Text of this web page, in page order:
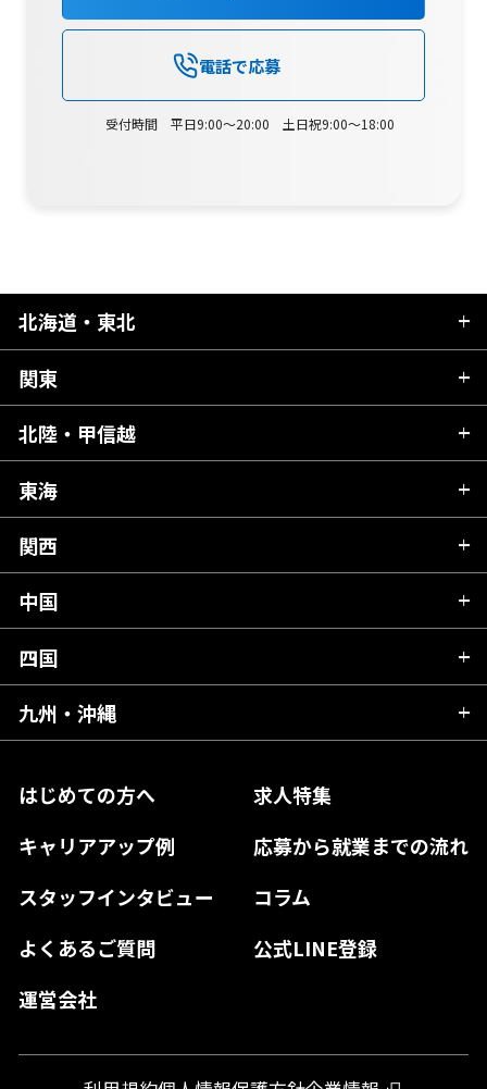
電話で応募
受付時間 平日9:00～20:00 土日祝9:00～18:00
はじめての方へ
求人特集
キャリアアップ例
応募から就業までの流れ
スタッフインタビュー
コラム
よくあるご質問
公式LINE登録
運営会社
北海道・東北
北海道
青森県
秋田県
岩手県
宮城県
福島県
関東
茨城県
栃木県
群馬県
千葉県
東京都
神奈川県
北陸・甲信越
新潟県
富山県
石川県
山梨県
長野県
東海
岐阜県
静岡県
愛知県
関西
滋賀県
京都府
大阪府
奈良県
和歌山県
中国
広島県
岡山県
島根県
山口県
四国
愛媛県
徳島県
九州・沖縄
熊本県
宮崎県
鹿児島県